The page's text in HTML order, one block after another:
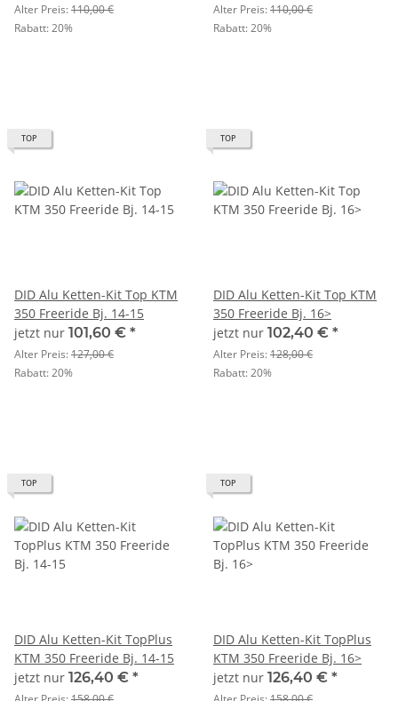
Alter Preis:110,00 €
Rabatt:20%
Alter Preis:110,00 €
Rabatt:20%
TOP
DID Alu Ketten-Kit Top KTM
350 Freeride Bj. 14-15
jetzt nur 101,60 € *
Alter Preis:127,00 €
Rabatt:20%
TOP
DID Alu Ketten-Kit Top KTM
350 Freeride Bj. 16>
jetzt nur 102,40 € *
Alter Preis:128,00 €
Rabatt:20%
TOP
DID Alu Ketten-Kit TopPlus
KTM 350 Freeride Bj. 14-15
jetzt nur 126,40 € *
TOP
DID Alu Ketten-Kit TopPlus
KTM 350 Freeride Bj. 16>
jetzt nur 126,40 € *